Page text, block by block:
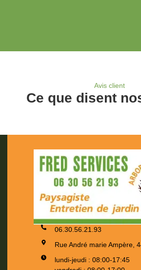
Avis client
Ce que disent
06.30.56.21.93
Rue André marie Ampère,
lundi-jeudi : 08:00-17:45